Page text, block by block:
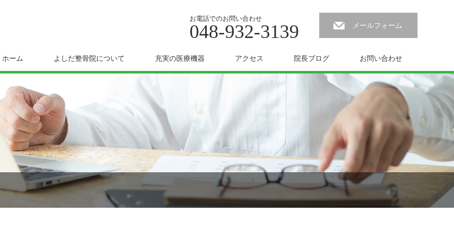
お電話でのお問い合わせ
048-932-3139 メールフォーム
ホーム よしだ整骨院について 充実の医療機器 アクセス 院長ブログ お問い合わせ